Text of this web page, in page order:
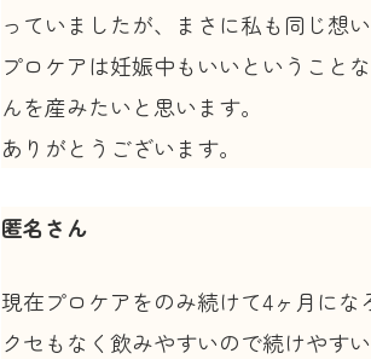
っていましたが、まさに私も同じ想い
プロケアは妊娠中もいいということ
んを産みたいと思います。
ありがとうございます。
匿名さん
現在プロケアをのみ続けて4ヶ月にな
クセもなく飲みやすいので続けやすい